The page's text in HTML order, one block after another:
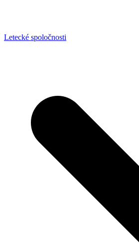
Letecké spoločnosti